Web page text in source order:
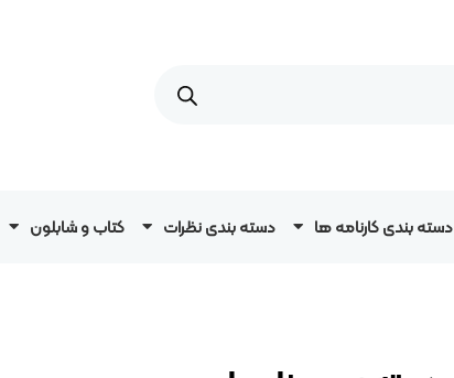
دسته بندی کارنامه ها دسته بندی نظرات کتاب و شابلون